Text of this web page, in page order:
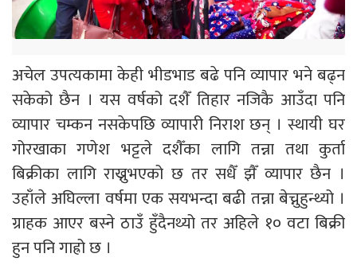
अचेल उपत्यकामा केही भीडभाड बढे पनि व्यापार भने बढ्न
सकेको छैन । यस वर्षको दशैँ तिहार नजिकै आउँदा पनि
व्यापार चम्कन नसकेपछि व्यापारी निराश छन् । स्थायी घर
गोरखाका गणेश भट्टले दशैँका लागि तन्ना तथा कुर्ता
बिक्रीका लागि राख्नुभएको छ तर सधैँ झैँ व्यापार छैन ।
उहाँले अघिल्ला वर्षमा एक सयभन्दा बढी तन्ना बेच्नुहुन्थ्यो ।
ग्राहक आएर बस्ने ठाउँ हुँदैनथ्यो तर अहिले १० वटा बिक्री
हुन पनि गाह्रो छ ।